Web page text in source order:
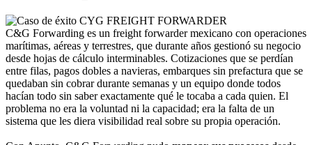
C&G Forwarding es un freight forwarder mexicano con operaciones
marítimas, aéreas y terrestres, que durante años gestionó su negocio
desde hojas de cálculo interminables. Cotizaciones que se perdían
entre filas, pagos dobles a navieras, embarques sin prefactura que se
quedaban sin cobrar durante semanas y un equipo donde todos
hacían todo sin saber exactamente qué le tocaba a cada quien. El
problema no era la voluntad ni la capacidad; era la falta de un
sistema que les diera visibilidad real sobre su propia operación.